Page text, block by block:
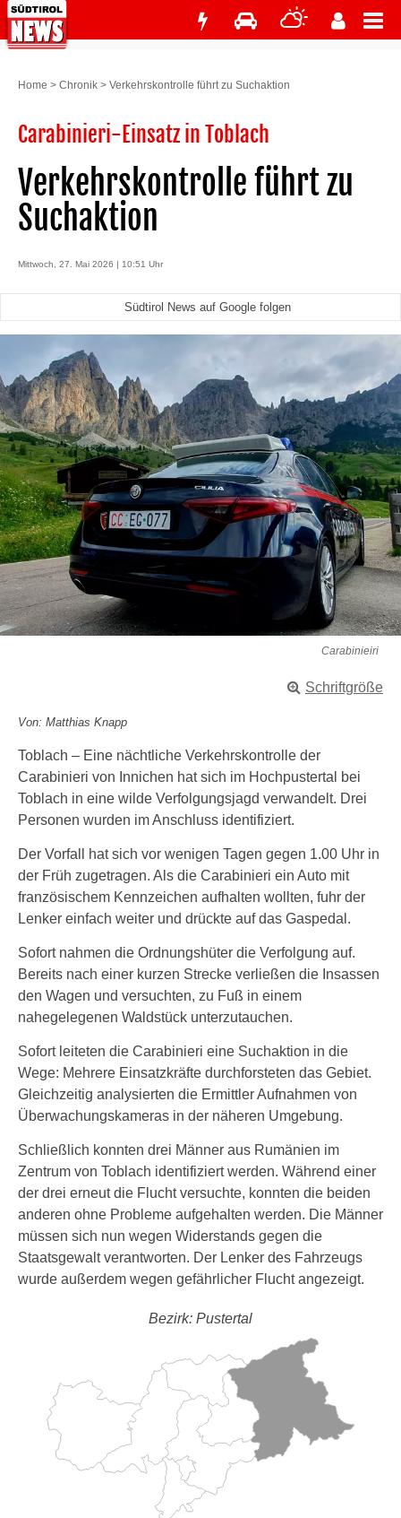
Home > Chronik > Verkehrskontrolle führt zu Suchaktion
Carabinieri-Einsatz in Toblach
Verkehrskontrolle führt zu
Suchaktion
Mittwoch, 27. Mai 2026 | 10:51 Uhr
Südtirol News auf Google folgen
Carabinieiri
Schriftgröße
Von: Matthias Knapp
Toblach – Eine nächtliche Verkehrskontrolle der
Carabinieri von Innichen hat sich im Hochpustertal bei
Toblach in eine wilde Verfolgungsjagd verwandelt. Drei
Personen wurden im Anschluss identifiziert.
Der Vorfall hat sich vor wenigen Tagen gegen 1.00 Uhr in
der Früh zugetragen. Als die Carabinieri ein Auto mit
französischem Kennzeichen aufhalten wollten, fuhr der
Lenker einfach weiter und drückte auf das Gaspedal.
Sofort nahmen die Ordnungshüter die Verfolgung auf.
Bereits nach einer kurzen Strecke verließen die Insassen
den Wagen und versuchten, zu Fuß in einem
nahegelegenen Waldstück unterzutauchen.
Sofort leiteten die Carabinieri eine Suchaktion in die
Wege: Mehrere Einsatzkräfte durchforsteten das Gebiet.
Gleichzeitig analysierten die Ermittler Aufnahmen von
Überwachungskameras in der näheren Umgebung.
Schließlich konnten drei Männer aus Rumänien im
Zentrum von Toblach identifiziert werden. Während einer
der drei erneut die Flucht versuchte, konnten die beiden
anderen ohne Probleme aufgehalten werden. Die Männer
müssen sich nun wegen Widerstands gegen die
Staatsgewalt verantworten. Der Lenker des Fahrzeugs
wurde außerdem wegen gefährlicher Flucht angezeigt.
Bezirk: Pustertal